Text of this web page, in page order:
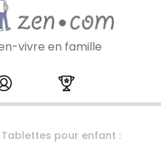
newsletter
vivre en famille
content
Tablettes pour enfant :